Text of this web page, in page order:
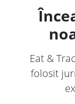
Eat &
folosit